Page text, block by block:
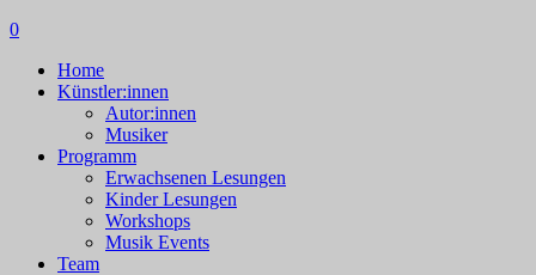
0
Home
Künstler:innen
Autor:innen
Musiker
Programm
Erwachsenen Lesungen
Kinder Lesungen
Workshops
Musik Events
Team